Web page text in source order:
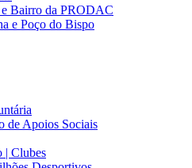
Bairro da PRODAC
e Poço do Bispo
de Apoios Sociais
| Clubes